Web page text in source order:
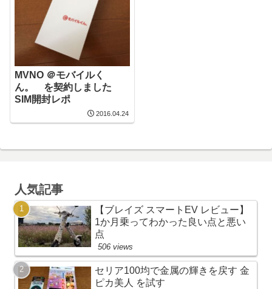
MVNO ＠モバイルく
ん。 を契約しました
SIM開封レポ
2016.04.24
人気記事
【ブレイズ スマートEV レビュー】
1か月乗ってわかった良い点と悪い
点
506 views
セリア100均で金属の輝きを戻す 金
ピカ美人 を試す